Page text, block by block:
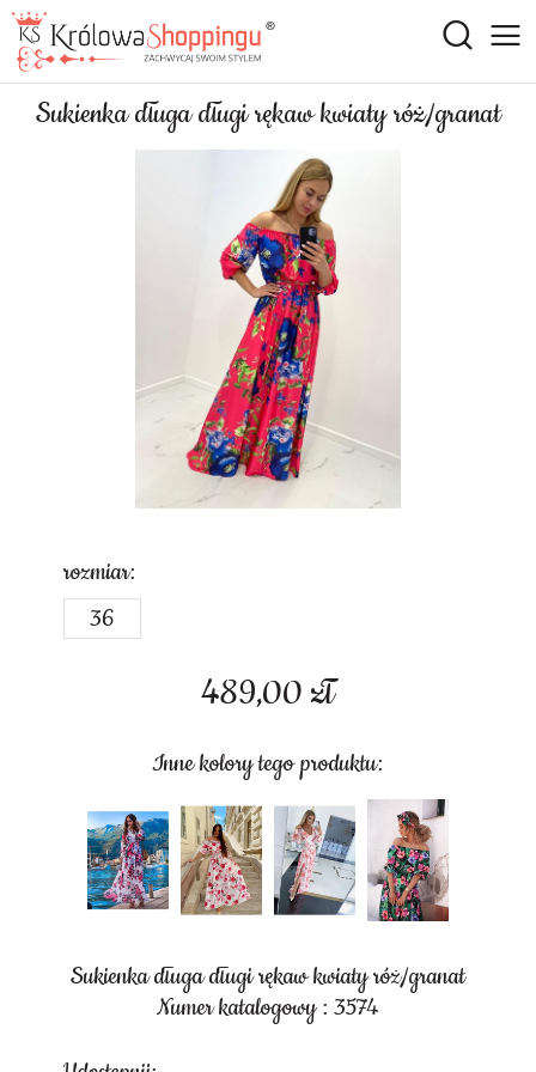
Sukienka długa długi rękaw kwiaty róż/granat
489,00 zł
Inne kolory tego produktu:
rozmiar:
36
Sukienka długa długi rękaw kwiaty róż/granat
Numer katalogowy : 3574